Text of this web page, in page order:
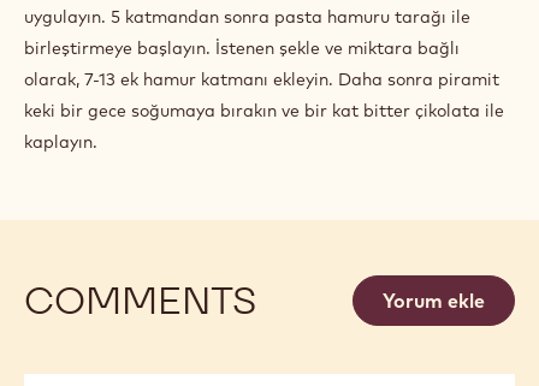
uygulayın. 5 katmandan sonra pasta hamuru tarağı ile
birleştirmeye başlayın. İstenen şekle ve miktara bağlı
olarak, 7-13 ek hamur katmanı ekleyin. Daha sonra piramit
keki bir gece soğumaya bırakın ve bir kat bitter çikolata ile
kaplayın.
COMMENTS Yorum ekle